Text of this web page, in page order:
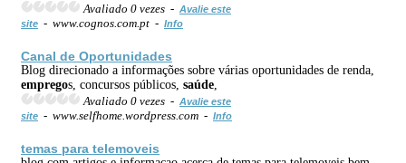
Avaliado 0 vezes - Avalie este
site - www.cognos.com.pt - Info
Canal de Oportunidades
Blog direcionado a informações sobre várias oportunidades de renda,
empregos, concursos públicos, saúde
Avaliado 0 vezes - Avalie este
site - www.selfhome.wordpress.com - Info
temas para telemoveis